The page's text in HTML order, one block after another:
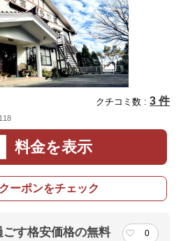
クチコミ数 : 3 件
料金を表示
ーポンをチェック
す格安価格の無料
0